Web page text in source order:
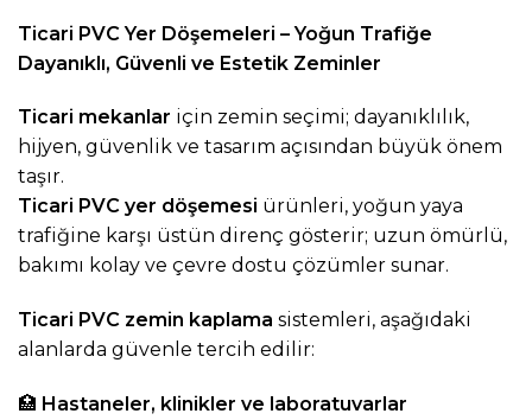
Ticari PVC Yer Döşemeleri – Yoğun Trafiğe
Dayanıklı, Güvenli ve Estetik Zeminler
Ticari mekanlar için zemin seçimi; dayanıklılık,
hijyen, güvenlik ve tasarım açısından büyük önem
taşır.
Ticari PVC yer döşemesi ürünleri, yoğun yaya
trafiğine karşı üstün direnç gösterir; uzun ömürlü,
bakımı kolay ve çevre dostu çözümler sunar.
Ticari PVC zemin kaplama sistemleri, aşağıdaki
alanlarda güvenle tercih edilir:
🏥 Hastaneler, klinikler ve laboratuvarlar